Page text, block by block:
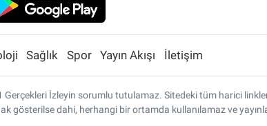
Sağlık Spor Yayın Akışı İletişim
İzleyin sorumlu tutulamaz. Sitedeki tüm harici linkler
gösterilse dahi, herhangi bir ortamda kullanılamaz ve